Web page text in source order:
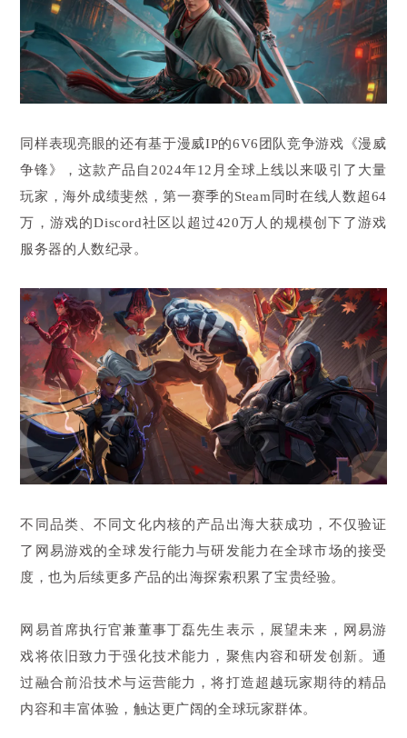
同样表现亮眼的还有基于漫威IP的6V6团队竞争游戏《漫威
争锋》，这款产品自2024年12月全球上线以来吸引了大量
玩家，海外成绩斐然，第一赛季的Steam同时在线人数超64
万，游戏的Discord社区以超过420万人的规模创下了游戏
服务器的人数纪录。
不同品类、不同文化内核的产品出海大获成功，不仅验证
了网易游戏的全球发行能力与研发能力在全球市场的接受
度，也为后续更多产品的出海探索积累了宝贵经验。
网易首席执行官兼董事丁磊先生表示，展望未来，网易游
戏将依旧致力于强化技术能力，聚焦内容和研发创新。通
过融合前沿技术与运营能力，将打造超越玩家期待的精品
内容和丰富体验，触达更广阔的全球玩家群体。